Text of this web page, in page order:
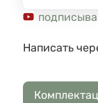
Написать